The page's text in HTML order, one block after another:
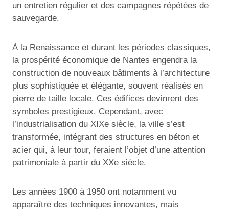
un entretien régulier et des campagnes répétées de
sauvegarde.
À la Renaissance et durant les périodes classiques,
la prospérité économique de Nantes engendra la
construction de nouveaux bâtiments à l’architecture
plus sophistiquée et élégante, souvent réalisés en
pierre de taille locale. Ces édifices devinrent des
symboles prestigieux. Cependant, avec
l’industrialisation du XIXe siècle, la ville s’est
transformée, intégrant des structures en béton et
acier qui, à leur tour, feraient l’objet d’une attention
patrimoniale à partir du XXe siècle.
Les années 1900 à 1950 ont notamment vu
apparaître des techniques innovantes, mais